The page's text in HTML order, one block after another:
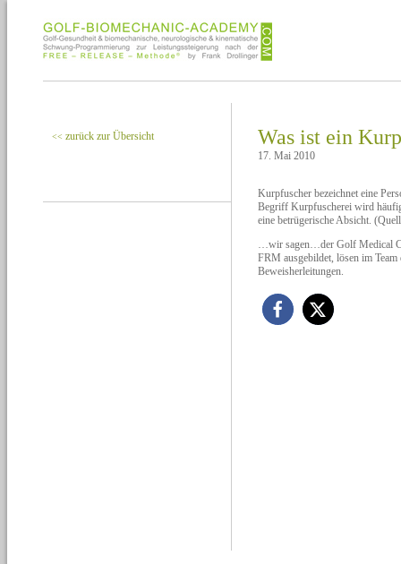
<< zurück zur Übersicht Was ist ein
17. Mai 2010
Kurpfuscher bezeichnet eine
Begriff Kurpfuscherei wird
eine betrügerische Absicht.
…wir sagen…der Golf Medical
FRM ausgebildet, lösen im
Beweisherleitungen.